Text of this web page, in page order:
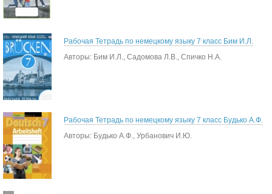
Рабочая Тетрадь по немецкому языку 7 класс Бим И.Л.
Авторы: Бим И.Л., Садомова Л.В., Спичко Н.А.
Рабочая Тетрадь по немецкому языку 7 класс Будько А.Ф.
Авторы: Будько А.Ф., Урбанович И.Ю.